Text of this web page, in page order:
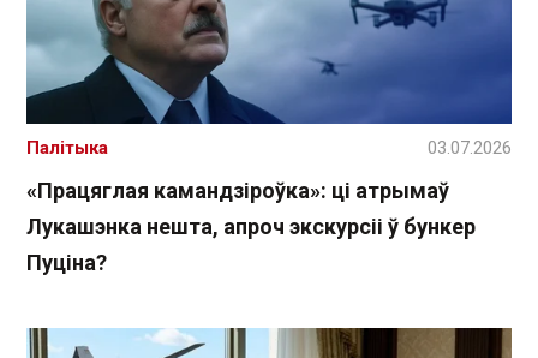
«Працяглая камандзіроўка»: ці атрымаў
Лукашэнка нешта, апроч экскурсіі ў бункер
Пуціна?
Палітыка 03.07.2026